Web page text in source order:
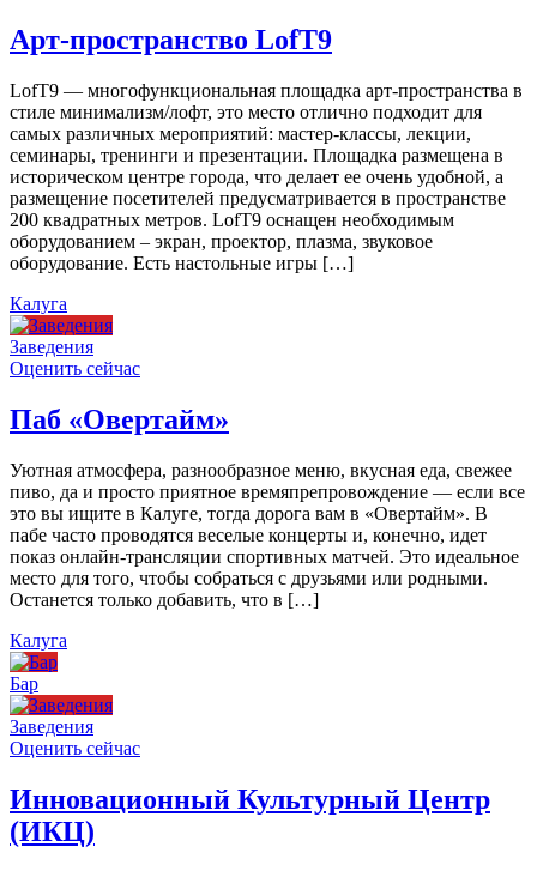
Арт-пространство LofT9
LofT9 — многофункциональная площадка арт-пространства в
стиле минимализм/лофт, это место отлично подходит для
самых различных мероприятий: мастер-классы, лекции,
семинары, тренинги и презентации. Площадка размещена в
историческом центре города, что делает ее очень удобной, а
размещение посетителей предусматривается в пространстве
200 квадратных метров. LofT9 оснащен необходимым
оборудованием – экран, проектор, плазма, звуковое
оборудование. Есть настольные игры […]
Калуга
Заведения
Оценить сейчас
Паб «Овертайм»
Уютная атмосфера, разнообразное меню, вкусная еда, свежее
пиво, да и просто приятное времяпрепровождение — если все
это вы ищите в Калуге, тогда дорога вам в «Овертайм». В
пабе часто проводятся веселые концерты и, конечно, идет
показ онлайн-трансляции спортивных матчей. Это идеальное
место для того, чтобы собраться с друзьями или родными.
Останется только добавить, что в […]
Калуга
Бар
Заведения
Оценить сейчас
Инновационный Культурный Центр
(ИКЦ)